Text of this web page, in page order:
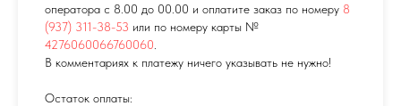
оператора с 8.00 до 00.00 и оплатите заказ по номеру 8
(937) 311-38-53 или по номеру карты №
4276060066760060
В комментариях к платежу ничего указывать не нужно!
Остаток оплаты: